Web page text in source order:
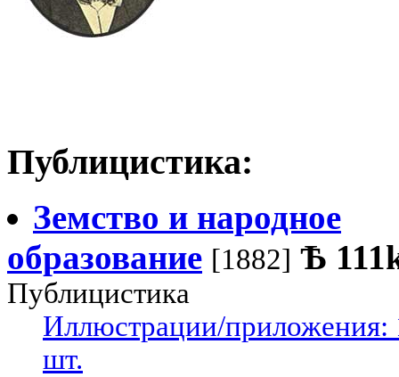
Публицистика:
Земство и народное
образование [1882] Ѣ
Публицистика
Иллюстрации/приложения:
шт.